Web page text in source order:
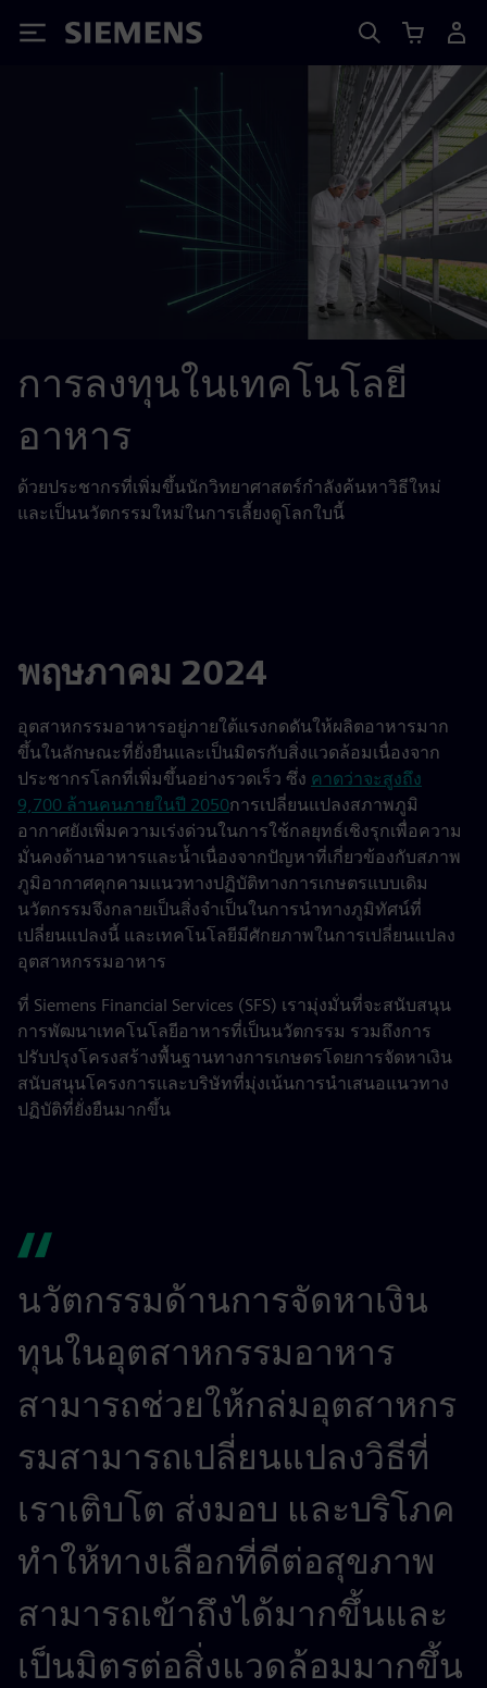
Siemens
การลงทุนในเทคโนโลยี
อาหาร
ด้วยประชากรที่เพิ่มขึ้นนักวิทยาศาสตร์กำลังค้นหาวิธีใหม่
และเป็นนวัตกรรมใหม่ในการเลี้ยงดูโลกใบนี้
พฤษภาคม 2024
อุตสาหกรรมอาหารอยู่ภายใต้แรงกดดันให้ผลิตอาหารมาก
ขึ้นในลักษณะที่ยั่งยืนและเป็นมิตรกับสิ่งแวดล้อมเนื่องจาก
ประชากรโลกที่เพิ่มขึ้นอย่างรวดเร็ว ซึ่ง คาดว่าจะสูงถึง
9,700 ล้านคนภายในปี 2050การเปลี่ยนแปลงสภาพภูมิ
อากาศยังเพิ่มความเร่งด่วนในการใช้กลยุทธ์เชิงรุกเพื่อความ
มั่นคงด้านอาหารและน้ำเนื่องจากปัญหาที่เกี่ยวข้องกับสภาพ
ภูมิอากาศคุกคามแนวทางปฏิบัติทางการเกษตรแบบเดิม
นวัตกรรมจึงกลายเป็นสิ่งจำเป็นในการนำทางภูมิทัศน์ที่
เปลี่ยนแปลงนี้ และเทคโนโลยีมีศักยภาพในการเปลี่ยนแปลง
อุตสาหกรรมอาหาร
ที่ Siemens Financial Services (SFS) เรามุ่งมั่นที่จะสนับสนุน
การพัฒนาเทคโนโลยีอาหารที่เป็นนวัตกรรม รวมถึงการ
ปรับปรุงโครงสร้างพื้นฐานทางการเกษตรโดยการจัดหาเงิน
สนับสนุนโครงการและบริษัทที่มุ่งเน้นการนำเสนอแนวทาง
ปฏิบัติที่ยั่งยืนมากขึ้น
นวัตกรรมด้านการจัดหาเงิน
ทุนในอุตสาหกรรมอาหาร
สามารถช่วยให้กล่มอุตสาหกร
รมสามารถเปลี่ยนแปลงวิธีที่
เราเติบโต ส่งมอบ และบริโภค
ทำให้ทางเลือกที่ดีต่อสุขภาพ
สามารถเข้าถึงได้มากขึ้นและ
เป็นมิตรต่อสิ่งแวดล้อมมากขึ้น